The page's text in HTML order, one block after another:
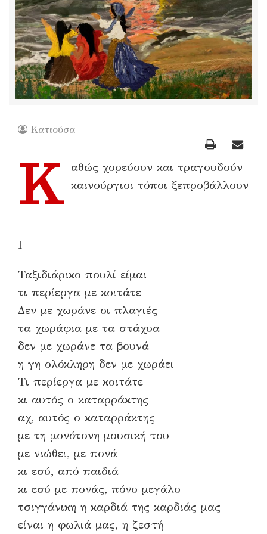
Κατιούσα
Κ
αθώς χορεύουν και τραγουδούν
καινούργιοι τόποι ξεπροβάλλουν
I
Ταξιδιάρικο πουλί είμαι
τι περίεργα με κοιτάτε
Δεν με χωράνε οι πλαγιές
τα χωράφια με τα στάχυα
δεν με χωράνε τα βουνά
η γη ολόκληρη δεν με χωράει
Τι περίεργα με κοιτάτε
κι αυτός ο καταρράκτης
αχ, αυτός ο καταρράκτης
με τη μονότονη μουσική του
με νιώθει, με πονά
κι εσύ, από παιδιά
κι εσύ με πονάς, πόνο μεγάλο
τσιγγάνικη η καρδιά της καρδιάς μας
είναι η φωλιά μας, η ζεστή